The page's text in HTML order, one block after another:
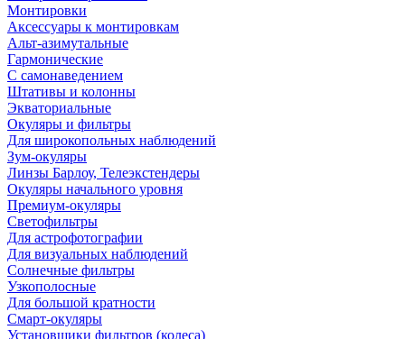
Монтировки
Аксессуары к монтировкам
Альт-азимутальные
Гармонические
С самонаведением
Штативы и колонны
Экваториальные
Окуляры и фильтры
Для широкопольных наблюдений
Зум-окуляры
Линзы Барлоу, Телеэкстендеры
Окуляры начального уровня
Премиум-окуляры
Светофильтры
Для астрофотографии
Для визуальных наблюдений
Солнечные фильтры
Узкополосные
Для большой кратности
Смарт-окуляры
Установщики фильтров (колеса)